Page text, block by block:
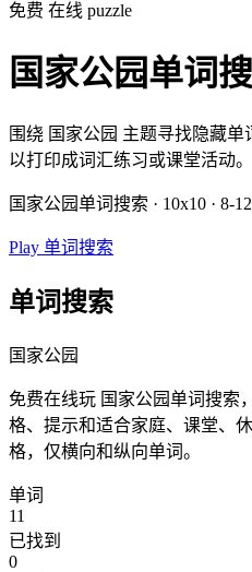
免费 在线 puzzle
国家公园单词
围绕 国家公园 主题寻找隐藏
以打印成词汇练习或课堂活动。
国家公园单词搜索 · 10x10 · 8-
Play 单词搜索
单词搜索
国家公园
免费在线玩 国家公园单词搜索
格、提示和适合家庭、课堂、
格，仅横向和纵向单词。
单词
11
已找到
0